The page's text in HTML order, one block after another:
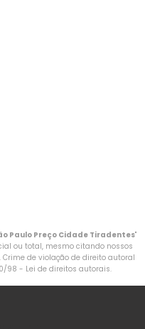
Paulo Preço Cidade Tiradentes"
ou total, mesmo citando nossos
de violação de direito autoral
98 - Lei de direitos autorais.